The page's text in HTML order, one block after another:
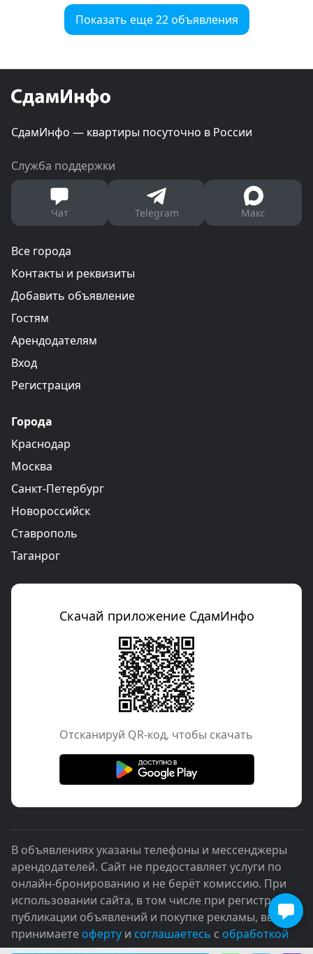
Показать еще 22 объявления
СдамИнфо — квартиры посуточно в России
Служба поддержки
Чат Telegram Макс
Все города
Контакты и реквизиты
Добавить объявление
Гостям
Арендодателям
Вход
Регистрация
Города
Краснодар
Москва
Санкт-Петербург
Новороссийск
Ставрополь
Таганрог
Скачай приложение СдамИнфо
Отcканируй QR-код, чтобы скачать
В объявлениях указаны телефоны и мессенджеры
арендодателей. Сайт не предоставляет услуги по
онлайн-бронированию и не берёт комиссию. При
использовании сайта, в том числе при регистрации,
публикации объявлений и покупке рекламы, вы
принимаете оферту и соглашаетесь с обработкой
персональных данных